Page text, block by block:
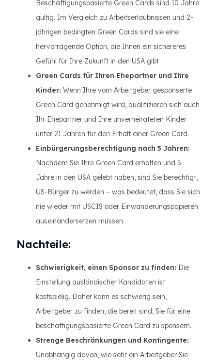
Beschäftigungsbasierte Green Cards sind 10 Jahre
gültig. Im Vergleich zu Arbeitserlaubnissen und 2-
jährigen bedingten Green Cards sind sie eine
hervorragende Option, die Ihnen ein sichereres
Gefühl für Ihre Zukunft in den USA gibt
Green Cards für Ihren Ehepartner und Ihre
Kinder: Wenn Ihre vom Arbeitgeber gesponserte
Green Card genehmigt wird, qualifizieren sich auch
Ihr Ehepartner und Ihre unverheirateten Kinder
unter 21 Jahren für den Erhalt einer Green Card.
Einbürgerungsberechtigung nach 5 Jahren:
Nachdem Sie Ihre Green Card erhalten und 5
Jahre in den USA gelebt haben, sind Sie berechtigt,
US-Bürger zu werden – was bedeutet, dass Sie sich
nie wieder mit USCIS oder Einwanderungspapieren
auseinandersetzen müssen.
Nachteile:
Schwierigkeit, einen Sponsor zu finden: Die
Einstellung ausländischer Kandidaten ist
kostspielig. Daher kann es schwierig sein,
Arbeitgeber zu finden, die bereit sind, Sie für eine
beschäftigungsbasierte Green Card zu sponsern.
Strenge Beschränkungen und Kontingente:
Unabhängig davon, wie sehr ein Arbeitgeber Sie